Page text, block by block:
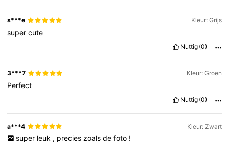
s***e Kleur: Grijs
supercute
Nuttig (0)
3***7 Kleur: Groen
Perfect
Nuttig (0)
a***4 Kleur: Zwart
super leuk , precies zoals de foto !